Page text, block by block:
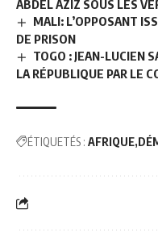
ABDEL AZIZ SOUS LES
MALI: L’OPPOSANT
DE PRISON
TOGO : JEAN-LUCIEN
LA RÉPUBLIQUE PAR LE
ÉTIQUETÉS : AFRIQUE